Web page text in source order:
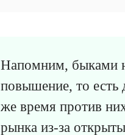
Напомним, быками
повышение, то есть
же время против
рынка из-за